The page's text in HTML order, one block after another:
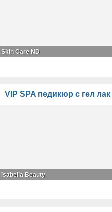
Skin Care ND
VIP SPA педикюр с гел лак
Isabella Beauty